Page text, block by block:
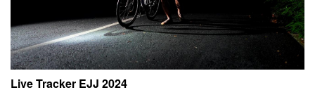
Live Tracker EJJ 2024